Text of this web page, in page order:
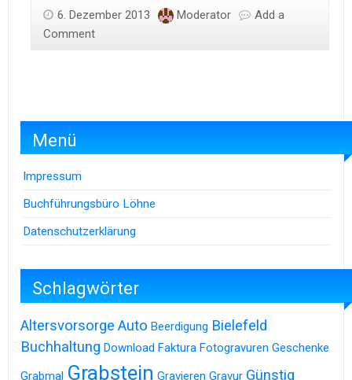
6. Dezember 2013 Moderator
Add a
Comment
Menü
Impressum
Buchführungsbüro Löhne
Datenschutzerklärung
Schlagwörter
Altersvorsorge Auto Beerdigung Bielefeld
Buchhaltung Download Faktura Fotogravuren Geschenke
Grabmal Grabstein Gravieren Gravur Günstig